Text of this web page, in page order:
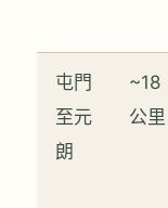
屯門
至元
朗
~18
公里